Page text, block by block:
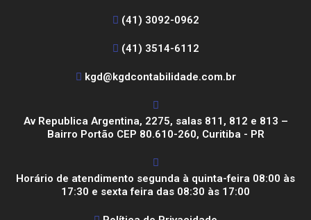
(41) 3092-0962
(41) 3514-6112
kgd@kgdcontabilidade.com.br
Av Republica Argentina, 2275, salas 811, 812 e 813 –
Bairro Portão CEP 80.610-260, Curitiba - PR
Horário de atendimento segunda à quinta-feira 08:00 às
17:30 e sexta feira das 08:30 às 17:00